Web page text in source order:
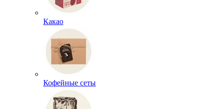
Какао
Кофейные сеты